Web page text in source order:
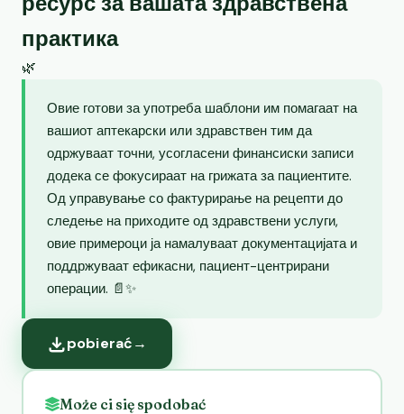
практика
🌿
Овие готови за употреба шаблони им помагаат на
вашиот аптекарски или здравствен тим да
одржуваат точни, усогласени финансиски записи
додека се фокусираат на грижата за пациентите.
Од управување со фактурирање на рецепти до
следење на приходите од здравствени услуги,
овие примероци ја намалуваат документацијата и
поддржуваат ефикасни, пациент-центрирани
операции. 📄✨
pobierać→
Może ci się spodobać